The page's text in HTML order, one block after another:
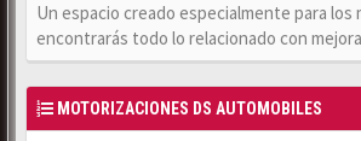
Un espacio creado especialmente para los
encontrarás todo lo relacionado con
MOTORIZACIONES DS AUTOMOBILES